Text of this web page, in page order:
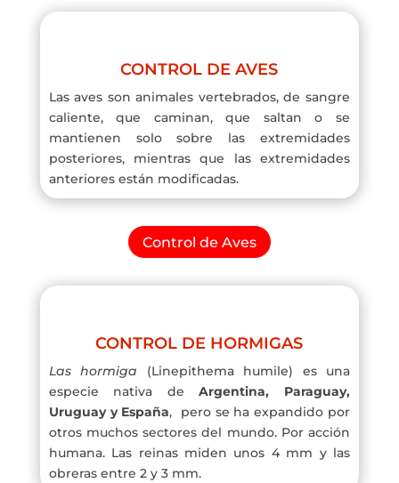
CONTROL DE AVES
Las aves son animales vertebrados, de sangre
caliente, que caminan, que saltan o se
mantienen solo sobre las extremidades
posteriores, mientras que las extremidades
anteriores están modificadas.
Control de Aves
CONTROL DE HORMIGAS
Las hormiga (Linepithema humile) es una
especie nativa deArgentina, Paraguay,
Uruguay y España, pero se ha expandido por
otros muchos sectores del mundo. Por acción
humana. Las reinas miden unos 4 mm y las
obreras entre 2 y 3 mm.